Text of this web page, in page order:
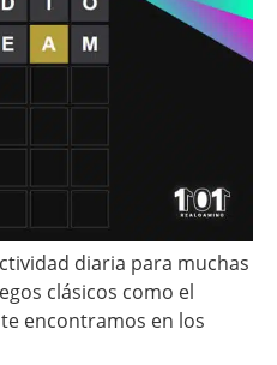
diaria para muchas
clásicos como el
encontramos en los